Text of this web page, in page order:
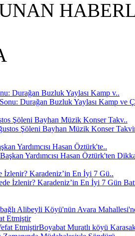
Durağan Buzluk Yaylası Kamp v..
Şöleni Bayhan Müzik Konser Takv..
Yardımcısı Hasan Öztürk'te..
İzlenir? Karadeniz’in En İyi 7 Gü..
Alibeyli Köyü'nün Avara
Etmiştir
Boyabat Muratlı köyü